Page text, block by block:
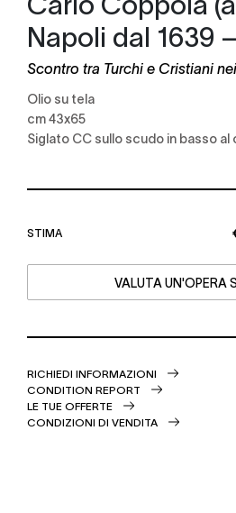
Napoli dal 1639
Scontro tra Turchi e Cristiani
olio su tela
cm 43x65
siglato CC sullo scudo in basso
STIMA
VALUTA UN'OPERA
RICHIEDI INFORMAZIONI
CONDITION REPORT
LE TUE OFFERTE
CONDIZIONI DI VENDITA